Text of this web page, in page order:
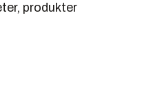
produkter